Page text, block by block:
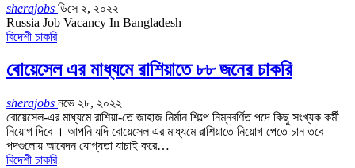
sherajobs ডিসে ২, ২০২২
Russia Job Vacancy In Bangladesh
বিদেশী চাকরি
বোয়েসেল এর মাধ্যমে রাশিয়াতে ৮৮ জনের চাকরি
sherajobs নভে ২৮, ২০২২
বোয়েসেল-এর মাধ্যমে রাশিয়া-তে জাহাজ নির্মান শিল্পে নিম্নবর্ণিত পদে কিছু সংখ্যক কর্মী
নিয়োগ দিবে । আপনি যদি বোয়েসেল এর মাধ্যমে রাশিয়াতে নিয়োগ পেতে চান তবে
পদগুলোয় আবেদন যোগ্যতা যাচাই করে…
বিদেশী চাকরি